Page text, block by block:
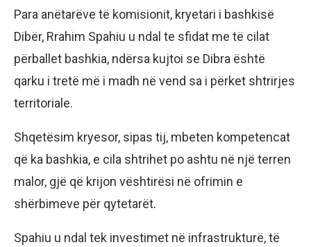
Para anëtarëve të komisionit, kryetari i bashkisë
Dibër, Rrahim Spahiu u ndal te sfidat me të cilat
përballet bashkia, ndërsa kujtoi se Dibra është
qarku i tretë më i madh në vend sa i përket shtrirjes
territoriale.
Shqetësim kryesor, sipas tij, mbeten kompetencat
që ka bashkia, e cila shtrihet po ashtu në një terren
malor, gjë që krijon vështirësi në ofrimin e
shërbimeve për qytetarët.
Spahiu u ndal tek investimet në infrastrukturë, të